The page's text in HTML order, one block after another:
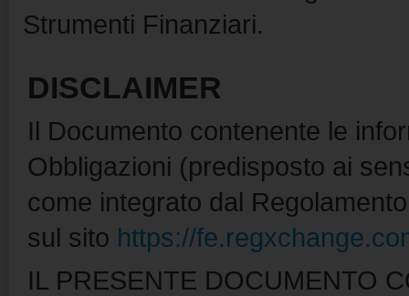
Strumenti Finanziari.
DISCLAIMER
Il Documento contenente le
Obbligazioni (predisposto ai
come integrato dal
sul sito https://
IL PRESENTE DOCUMENTO